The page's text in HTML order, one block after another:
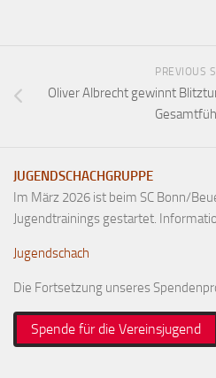
PREVIOUS
Oliver Albrecht gewinnt
JUGENDSCHACHGRUPPE
Im März 2026 ist beim SC Bonn/
Jugendtrainings gestartet.
Jugendschach
Die Fortsetzung unseres
Spende für die Vereinsjugend